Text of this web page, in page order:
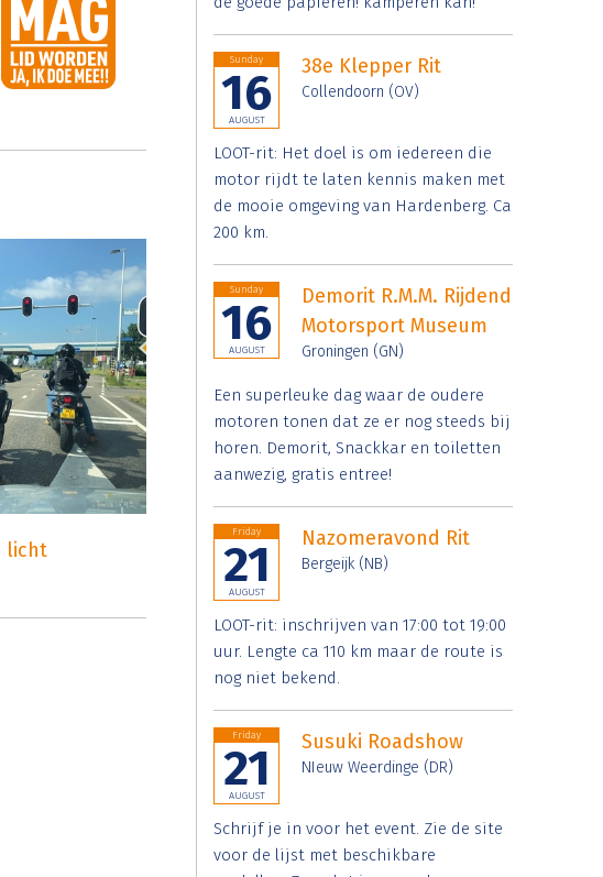
licht
Sunday
16
AUGUST
38e Klepper Rit
Collendoorn (OV)
LOOT-rit: Het doel is om iedereen die
motor rijdt te laten kennis maken met
de mooie omgeving van Hardenberg. Ca
200 km.
Sunday
16
AUGUST
Demorit R.M.M. Rijdend
Motorsport Museum
Groningen (GN)
Een superleuke dag waar de oudere
motoren tonen dat ze er nog steeds bij
horen. Demorit, Snackkar en toiletten
aanwezig, gratis entree!
Friday
21
AUGUST
Nazomeravond Rit
Bergeijk (NB)
LOOT-rit: inschrijven van 17:00 tot 19:00
uur. Lengte ca 110 km maar de route is
nog niet bekend.
Friday
21
AUGUST
Susuki Roadshow
NIeuw Weerdinge (DR)
Schrijf je in voor het event. Zie de site
voor de lijst met beschikbare